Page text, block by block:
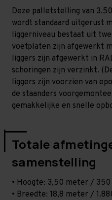
-
T100 T100
Deze palletstelling van
wordt standaard uitgerust
liggerniveau bestaat uit
voetplaten zijn afgewerkt
liggers zijn afgewerkt in
schoringen zijn verzinkt.
liggers zijn voorzien van
de staanders
gemakkelijke en snelle
Totale
samenstelling
• Hoogte: 3,50 meter /
• Breedte: 18,8 meter /